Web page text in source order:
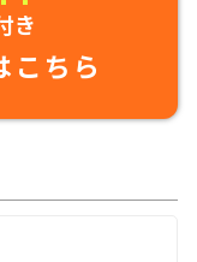
き
こちら